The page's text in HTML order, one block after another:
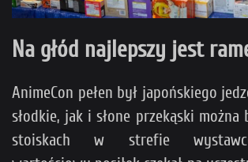
Na głód najlepszy jest
AnimeCon pełen był japońskiego
słodkie, jak i słone przekąski można
stoiskach w strefie